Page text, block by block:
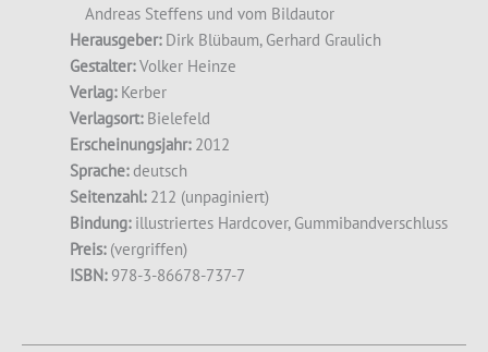
Andreas Steffens und vom Bildautor
Herausgeber: Dirk Blübaum, Gerhard Graulich
Gestalter:Volker Heinze
Verlag: Kerber
Verlagsort: Bielefeld
Erscheinungsjahr: 2012
Sprache:deutsch
Seitenzahl: 212 (unpaginiert)
Bindung: illustriertes Hardcover, Gummibandverschluss
Preis: (vergriffen)
ISBN: 978-3-86678-737-7